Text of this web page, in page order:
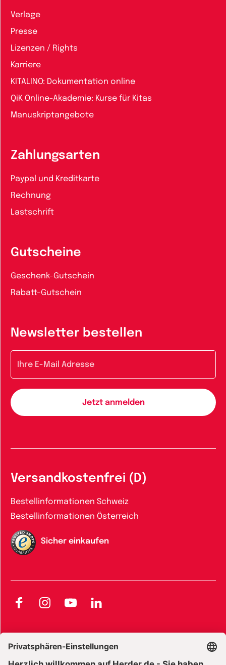
Verlage
Presse
Lizenzen / Rights
Karriere
KITALINO: Dokumentation online
QiK Online-Akademie: Kurse für Kitas
Manuskriptangebote
Zahlungsarten
Paypal und Kreditkarte
Rechnung
Lastschrift
Gutscheine
Geschenk-Gutschein
Rabatt-Gutschein
Newsletter bestellen
Versandkostenfrei (D)
Bestellinformationen Schweiz
Bestellinformationen Österreich
Sicher einkaufen
FacebookInstagramYouTubeLinkedIn
Widerrufsbelehrung E-Books
Widerrufsbelehrung Zeitschriften Datenschutz